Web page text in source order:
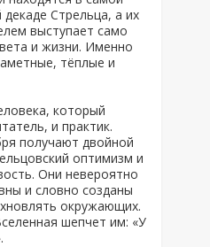
Стрельца, а их
выступает само
и жизни. Именно
тёплые и
который
и практик.
получают двойной
оптимизм и
Они невероятно
и словно созданы
окружающих.
шепчет им: «У